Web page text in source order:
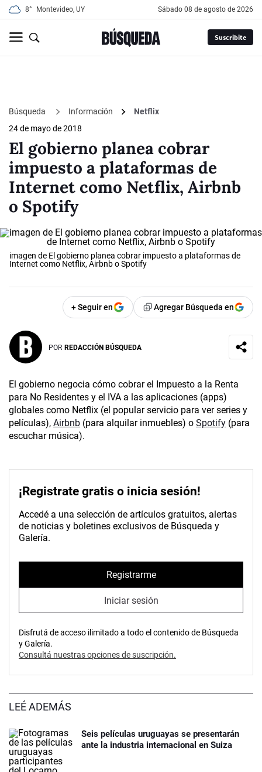
8° Montevideo, UY sábado 08 de agosto de 2026
Suscribite
Búsqueda Información
Netflix
24 de mayo de 2018
El gobierno planea cobrar
impuesto a plataformas de
Internet como Netflix, Airbnb
o Spotify
imagen de El gobierno planea cobrar impuesto a plataformas de
Internet como Netflix, Airbnb o Spotify
+ Seguir en Agregar Búsqueda en
POR REDACCIÓN BÚSQUEDA
El gobierno negocia cómo cobrar el Impuesto a la Renta
para No Residentes y el IVA a las aplicaciones (apps)
globales como Netflix (el popular servicio para ver series y
películas), Airbnb (para alquilar inmuebles) o Spotify (para
escuchar música).
¡Registrate gratis o inicia sesión!
Accedé a una selección de artículos gratuitos, alertas
de noticias y boletines exclusivos de Búsqueda y
Galería.
Registrarme
Iniciar sesión
Disfrutá de acceso ilimitado a todo el contenido de Búsqueda
y Galería.
Consultá nuestras opciones de suscripción.
LEÉ ADEMÁS
Seis películas uruguayas se presentarán
ante la industria internacional en Suiza